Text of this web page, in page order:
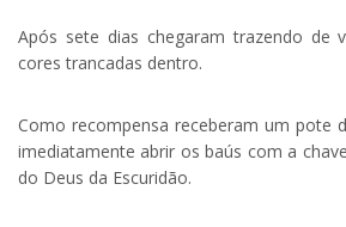
Após sete dias chegaram trazendo de
cores trancadas dentro.
Como recompensa receberam um pote
imediatamente abrir os baús com a
do Deus da Escuridão.